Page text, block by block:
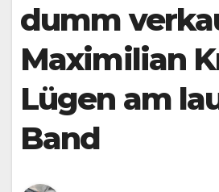
dumm
Maximilian
Lügen am
Band